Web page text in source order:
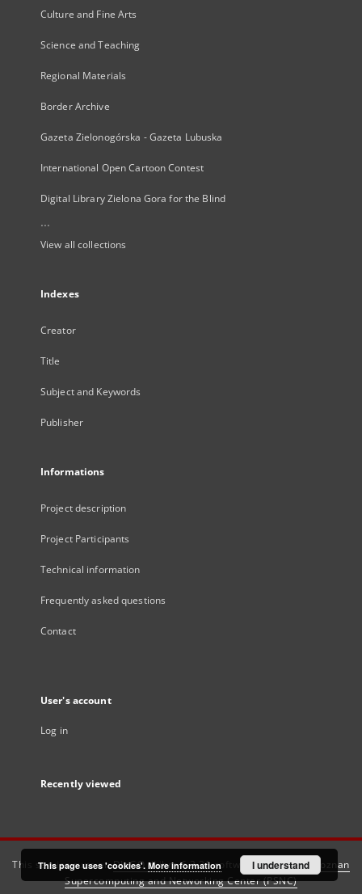
Culture and Fine Arts
Science and Teaching
Regional Materials
Border Archive
Gazeta Zielonogórska - Gazeta Lubuska
International Open Cartoon Contest
Digital Library Zielona Gora for the Blind
...
View all collections
Indexes
Creator
Title
Subject and Keywords
Publisher
Informations
Project description
Project Participants
Technical information
Frequently asked questions
Contact
User's account
Log in
Recently viewed
This service runs onDInGO dLibra 6.3.21software created by
Poznan
Supercomputing and Networking Center (PSNC)
This page uses 'cookies'. More information I understand